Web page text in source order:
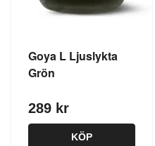
Goya L Ljuslykta
Grön
289 kr
KÖP